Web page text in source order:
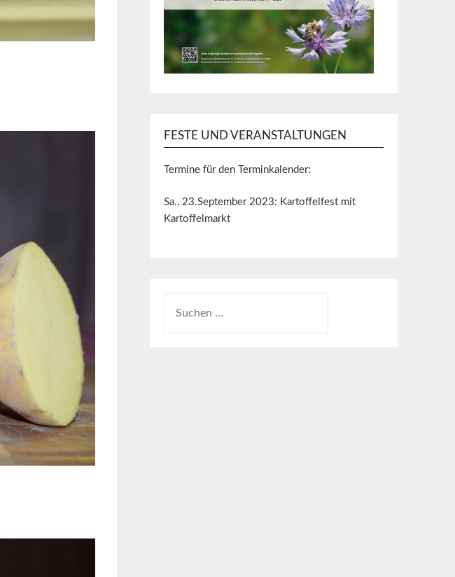
FESTE UND VERANSTALTUNGEN
Termine für den Terminkalender:
Sa., 23.September 2023: Kartoffelfest mit
Kartoffelmarkt